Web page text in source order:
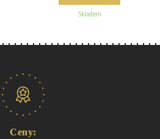
Skladem
Ceny: